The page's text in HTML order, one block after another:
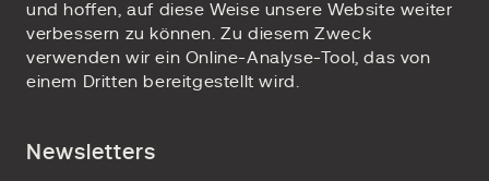
und hoffen, auf diese Weise unsere Website weiter
verbessern zu können. Zu diesem Zweck
verwenden wir ein Online-Analyse-Tool, das von
einem Dritten bereitgestellt wird.
Newsletters